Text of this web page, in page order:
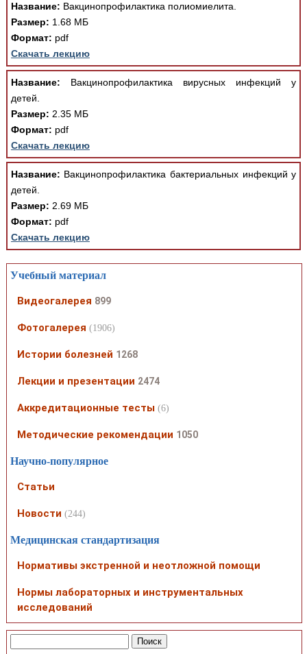
Название: Вакцинопрофилактика полиомиелита.
Размер: 1.68 МБ
Формат: pdf
Скачать лекцию
Название: Вакцинопрофилактика вирусных инфекций у
детей.
Размер: 2.35 МБ
Формат: pdf
Скачать лекцию
Название: Вакцинопрофилактика бактериальных инфекций у
детей.
Размер: 2.69 МБ
Формат: pdf
Скачать лекцию
Учебный материал
Видеогалерея 899
Фотогалерея (1906)
Истории болезней 1268
Лекции и презентации 2474
Аккредитационные тесты (6)
Методические рекомендации 1050
Научно-популярное
Статьи
Новости (244)
Медицинская стандартизация
Нормативы экстренной и неотложной помощи
Нормы лабораторных и инструментальных
исследований